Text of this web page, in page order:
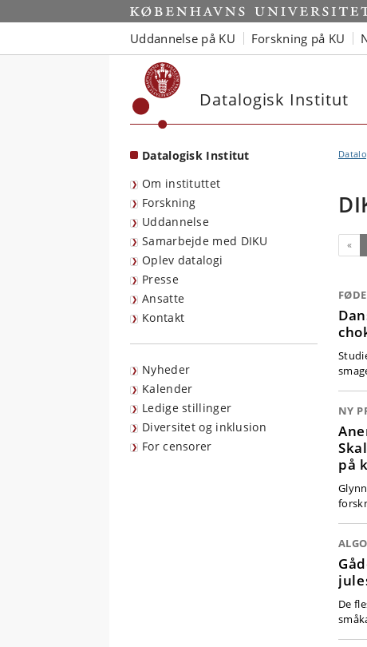
Start
Uddannelse på KU Forskning på KU
Datalogisk Institut
Datalogisk Institut
Om instituttet
Forskning
Uddannelse
Samarbejde med DIKU
Oplev datalogi
Presse
Ansatte
Kontakt
Nyheder
Kalender
Ledige stillinger
Diversitet og inklusion
For censorer
«
NY
på
De